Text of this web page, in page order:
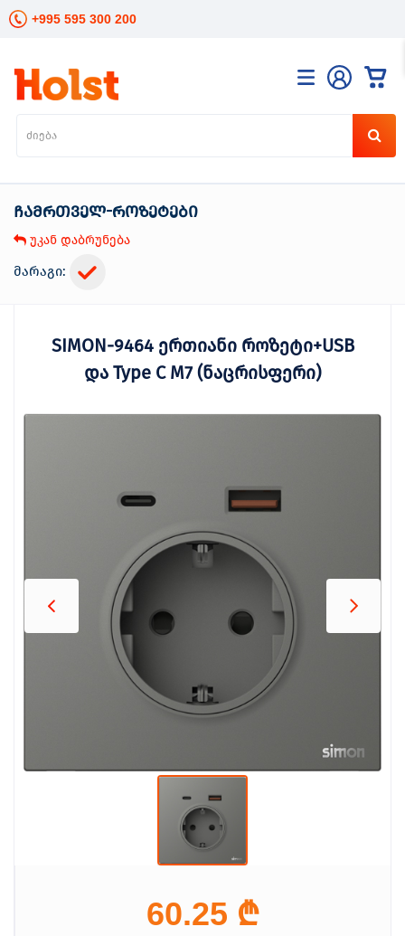
+995 595 300 200
ჩამრთველ-როზეტები
უკან დაბრუნება
მარაგი:
SIMON-9464 ერთიანი როზეტი+USB
და Type C M7 (ნაცრისფერი)
60.25 ₾
კატალოგი
განათება
ინსტრუმენტები
ელექტრო
მოვლა
მცენარეთა
ბრენდები ბლოგი
სოც.